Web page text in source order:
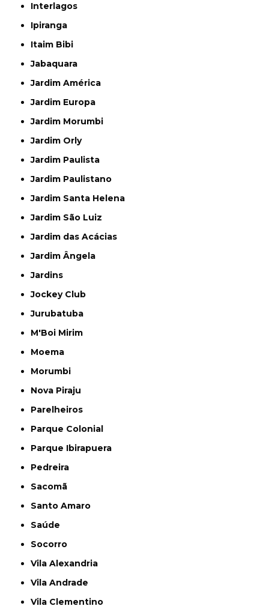
Interlagos
Ipiranga
Itaim Bibi
Jabaquara
Jardim América
Jardim Europa
Jardim Morumbi
Jardim Orly
Jardim Paulista
Jardim Paulistano
Jardim Santa Helena
Jardim São Luiz
Jardim das Acácias
Jardim Ângela
Jardins
Jockey Club
Jurubatuba
M'Boi Mirim
Moema
Morumbi
Nova Piraju
Parelheiros
Parque Colonial
Parque Ibirapuera
Pedreira
Sacomã
Santo Amaro
Saúde
Socorro
Vila Alexandria
Vila Andrade
Vila Clementino